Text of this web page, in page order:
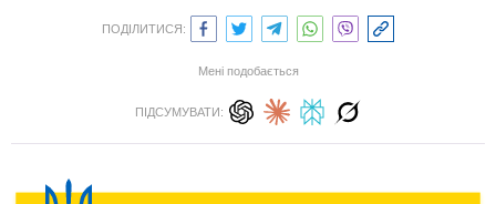
ПОДІЛИТИСЯ:
Мені подобається
ПІДСУМУВАТИ: